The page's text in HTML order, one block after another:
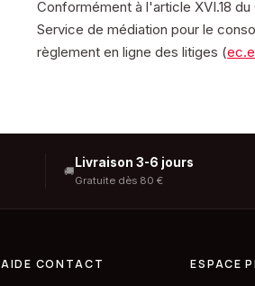
Conformément à l'article XVI.18
Service de médiation pour le
règlement en ligne des litiges (
🚚
Livraison 3-6 jours
Gratuite dès 80 €
AIDE CONTACT ESPACE